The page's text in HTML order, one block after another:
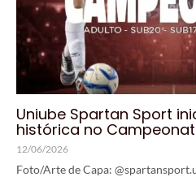
Uniube Spartan Sport
histórica no
12/06/2026
Foto/Arte de Capa: